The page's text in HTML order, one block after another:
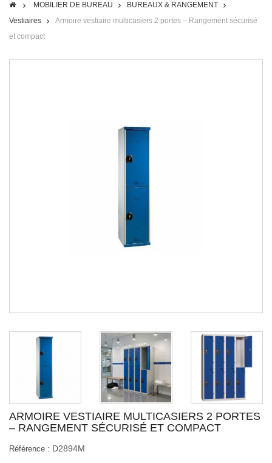
MOBILIER DE BUREAU
BUREAUX & RANGEMENT
Vestiaires
Armoire vestiaire multicasiers 2 portes – Rangement sécurisé
et compact
ARMOIRE VESTIAIRE MULTICASIERS 2 PORTES
– RANGEMENT SÉCURISÉ ET COMPACT
Référence : D2894M